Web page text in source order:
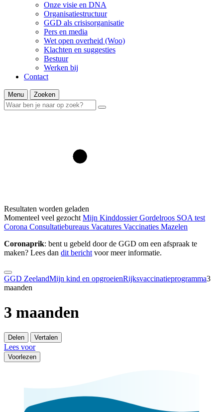
Onze visie en DNA
Organisatiestructuur
GGD als crisisorganisatie
Pers en media
Wet open overheid (Woo)
Klachten en suggesties
Bestuur
Werken bij
Contact
Menu Zoeken
Resultaten worden geladen
Momenteel veel gezocht Mijn KinddossierGordelroos SOA test
Corona Consultatiebureaus Vacatures Vaccinaties Mazelen
Coronaprik: bent u gebeld door de GGD om een afspraak te
maken? Lees dan dit berichtvoor meer informatie.
GGD ZeelandMijn kind en opgroeienRijksvaccinatieprogramma3
maanden
3 maanden
Delen Vertalen
Lees voor
Voorlezen